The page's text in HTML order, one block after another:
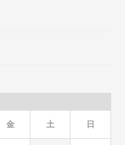
金 土 日